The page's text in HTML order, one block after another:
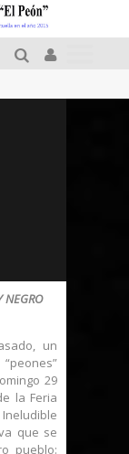
NEGRO
un
29
la Feria
que se
pueblo: